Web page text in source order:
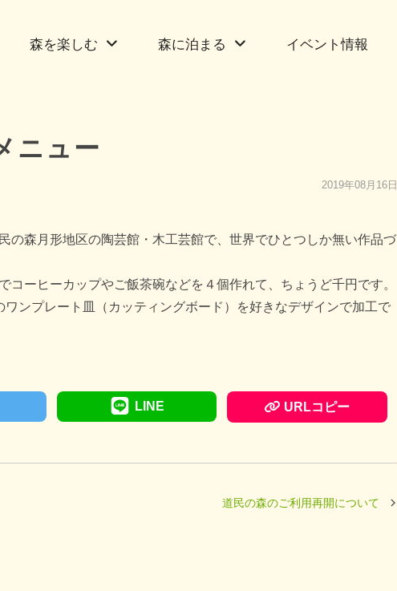
森を楽しむ 森に泊まる イベント情報
ニュー
2019年08月16日
森月形地区の陶芸館・木工芸館で、世界でひとつしか無い作品づ
ーヒーカップやご飯茶碗などを４個作れて、ちょうど千円です。
ンプレート皿（カッティングボード）を好きなデザインで加工で
LINE URLコピー
道民の森のご利用再開について